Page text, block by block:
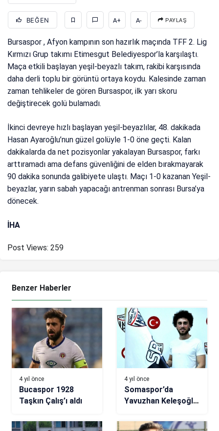
BEĞEN A+ A- PAYLAŞ
Bursaspor , Afyon kampının son hazırlık maçında TFF 2. Lig
Kırmızı Grup takımı Etimesgut Belediyespor’la karşılaştı.
Maça etkili başlayan yeşil-beyazlı takım, rakibi karşısında
daha derli toplu bir görüntü ortaya koydu. Kalesinde zaman
zaman tehlikeler de gören Bursaspor, ilk yarı skoru
değiştirecek golü bulamadı.
İkinci devreye hızlı başlayan yeşil-beyazlılar, 48. dakikada
Hasan Ayaroğlu’nun güzel golüyle 1-0 öne geçti. Kalan
dakikalarda da net pozisyonlar yakalayan Bursaspor, farkı
arttıramadı ama defans güvenliğini de elden bırakmayarak
90 dakika sonunda galibiyete ulaştı. Maçı 1-0 kazanan Yeşil-
beyazlar, yarın sabah yapacağı antrenman sonrası Bursa’ya
dönecek.
İHA
Post Views: 259
Benzer Haberler
4 yıl önce
Bucaspor 1928
Taşkın Çalış’ı aldı
4 yıl önce
Somaspor’da
Yavuzhan Keleşoğlu